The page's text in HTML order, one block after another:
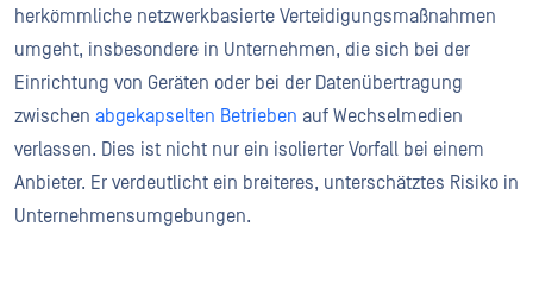
herkömmliche netzwerkbasierte Verteidigungsmaßnahmen
umgeht, insbesondere in Unternehmen, die sich bei der
Einrichtung von Geräten oder bei der Datenübertragung
zwischen abgekapselten Betrieben auf Wechselmedien
verlassen. Dies ist nicht nur ein isolierter Vorfall bei einem
Anbieter. Er verdeutlicht ein breiteres, unterschätztes Risiko in
Unternehmensumgebungen.